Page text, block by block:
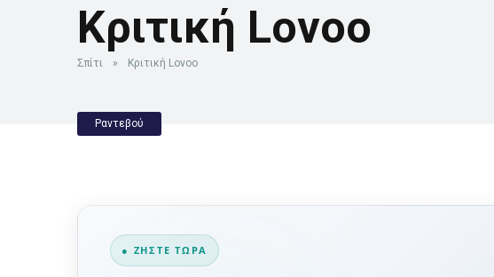
Κριτική Lovoo
Σπίτι » Κριτική Lovoo
Ραντεβού
● ΖΉΣΤΕ ΤΏΡΑ